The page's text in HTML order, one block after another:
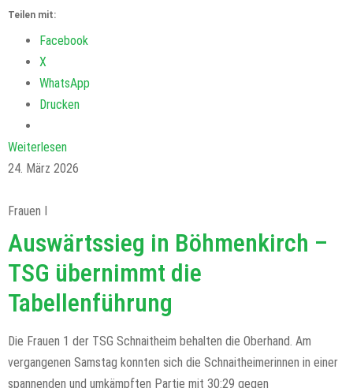
Teilen mit:
Facebook
X
WhatsApp
Drucken
Weiterlesen
24. März 2026
Frauen I
Auswärtssieg in Böhmenkirch –
TSG übernimmt die
Tabellenführung
Die Frauen 1 der TSG Schnaitheim behalten die Oberhand. Am
vergangenen Samstag konnten sich die Schnaitheimerinnen in einer
spannenden und umkämpften Partie mit 30:29 gegen